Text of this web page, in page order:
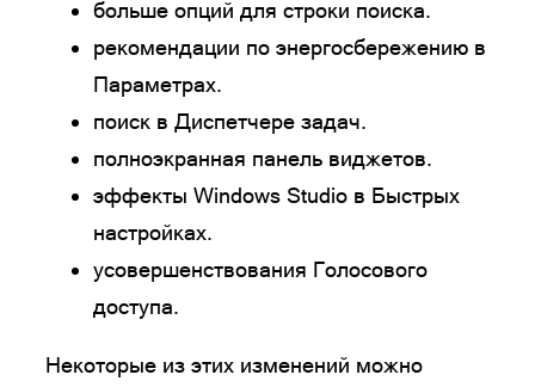
больше опций для строки поиска.
рекомендации по энергосбережению в
Параметрах.
поиск в Диспетчере задач.
полноэкранная панель виджетов.
эффекты Windows Studio в Быстрых
настройках.
усовершенствования Голосового
доступа.
Некоторые из этих изменений можно